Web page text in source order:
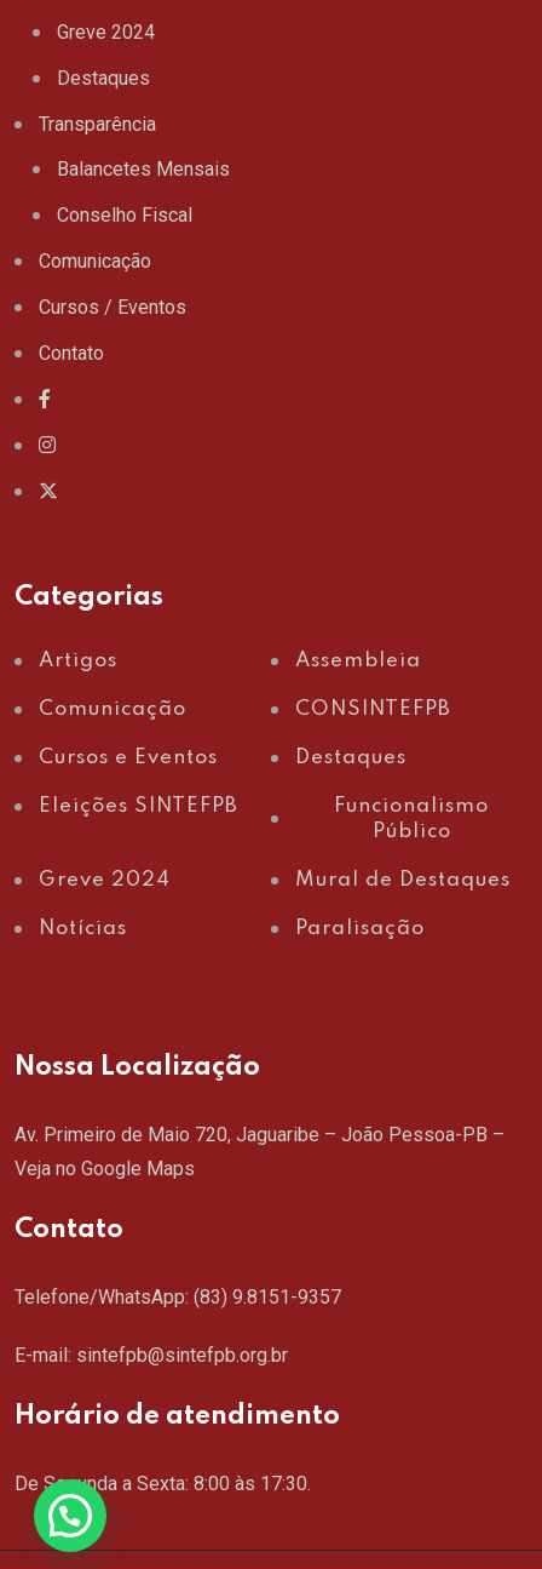
Greve 2024
Destaques
Transparência
Balancetes Mensais
Conselho Fiscal
Comunicação
Cursos / Eventos
Contato
Categorias
Artigos Assembleia
Comunicação CONSINTEFPB
Cursos e Eventos Destaques
Eleições SINTEFPB
Funcionalismo
Público
Greve 2024 Mural de Destaques
Notícias Paralisação
Nossa Localização
Av. Primeiro de Maio 720, Jaguaribe – João Pessoa-PB –
Veja no Google Maps
Contato
Telefone/WhatsApp: (83) 9.8151-9357
E-mail: sintefpb@sintefpb.org.br
Horário de atendimento
De Segunda a Sexta: 8:00 às 17:30.